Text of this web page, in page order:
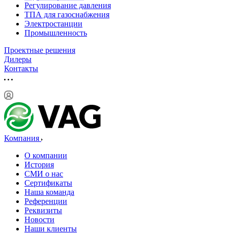
Регулирование давления
ТПА для газоснабжения
Электростанции
Промышленность
Проектные решения
Дилеры
Контакты
Компания
О компании
История
СМИ о нас
Cертификаты
Наша команда
Референции
Реквизиты
Новости
Наши клиенты